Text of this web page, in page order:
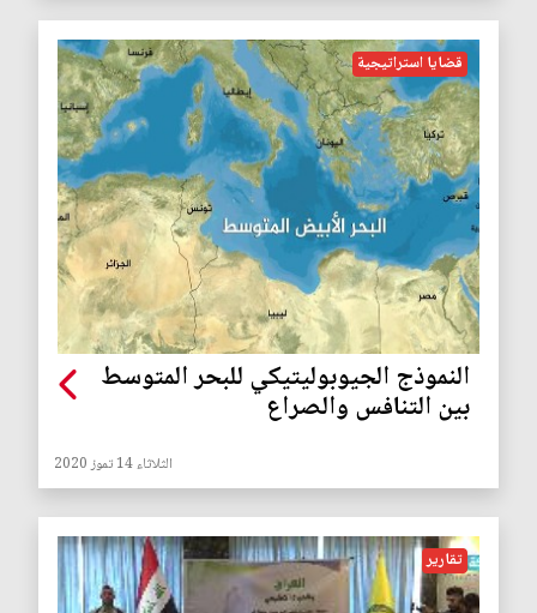
قضايا استراتيجية
النموذج الجيوبوليتيكي للبحر المتوسط
بين التنافس والصراع
الثلاثاء 14 تموز 2020
تقارير